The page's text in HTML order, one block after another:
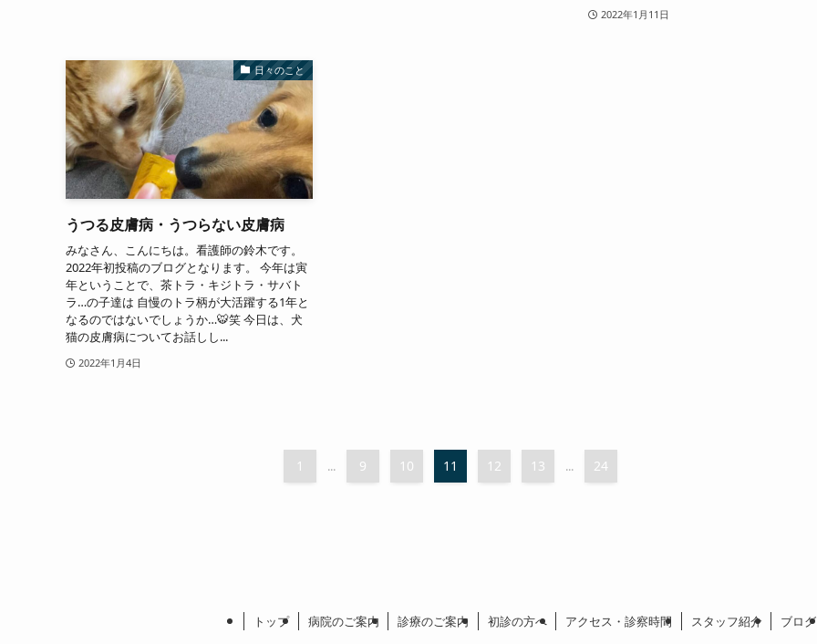
2022年1月11日
日々のこと
うつる皮膚病・うつらない皮膚病
みなさん、こんにちは。看護師の鈴木です。
2022年初投稿のブログとなります。 今年は寅
年ということで、茶トラ・キジトラ・サバト
ラ…の子達は 自慢のトラ柄が大活躍する1年と
なるのではないでしょうか…🐯笑 今日は、犬
猫の皮膚病についてお話しし...
2022年1月4日
1 ... 9 10 11 12 13 ... 24
トップ 病院のご案内 診療のご案内 初診の方へ アクセス・診察時間 スタッフ紹介 ブログ